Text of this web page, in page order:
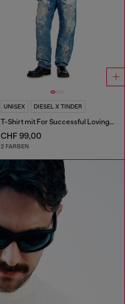
UNISEX DIESEL X TINDER
T-Shirt mit For Successful Loving Logo
CHF 99,00
2 FARBEN